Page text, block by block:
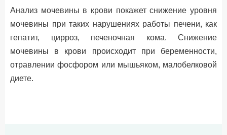
Анализ мочевины в крови покажет снижение уровня
мочевины при таких нарушениях работы печени, как
гепатит, цирроз, печеночная кома. Снижение
мочевины в крови происходит при беременности,
отравлении фосфором или мышьяком, малобелковой
диете.